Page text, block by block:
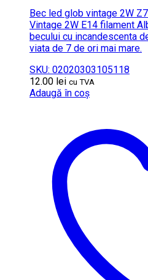
Bec led glob vintage 2W
Vintage 2W E14 filament
becului cu incandescenta
viata de 7 de ori mai mare.
SKU: 02020303105118
12.00 lei cu TVA
Adaugă în coș